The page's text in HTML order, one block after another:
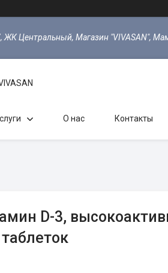
ЖК Центральный, Магазин "VIVASAN",
О нас Контакты
D-3,